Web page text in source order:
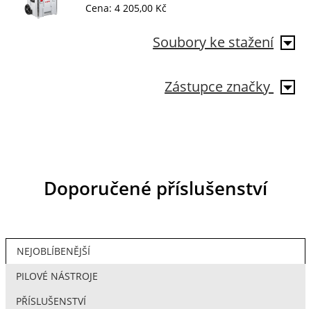
Cena: 4 205,00 Kč
Soubory ke stažení
Zástupce značky
Doporučené příslušenství
NEJOBLÍBENĚJŠÍ
PILOVÉ NÁSTROJE
PŘÍSLUŠENSTVÍ